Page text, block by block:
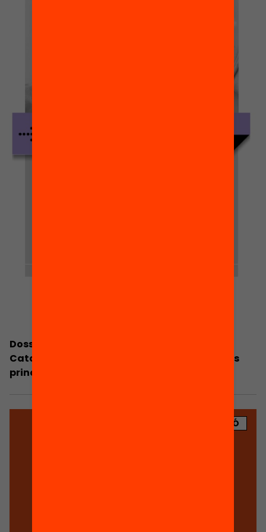
Dossier de premsa. L’estat de l’educació a
Catalunya. Anuari 2016. Síntesi dels resultats
principals
PUBLICACIÓ